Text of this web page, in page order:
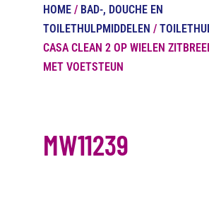
HOME/ BAD-, DOUCHE EN
TOILETHULPMIDDELEN /
CASA CLEAN 2 OP WIELEN
MET VOETSTEUN
MW11239